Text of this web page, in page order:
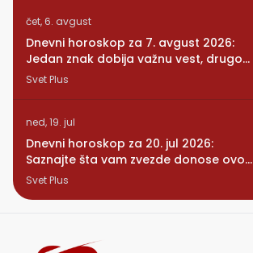
čet, 6. avgust
Dnevni horoskop za 7. avgust 2026:
Jedan znak dobija važnu vest, drugom
se vraća osoba iz prošlosti
Svet Plus
ned, 19. jul
Dnevni horoskop za 20. jul 2026:
Saznajte šta vam zvezde donose ovog
ponedeljka
Svet Plus